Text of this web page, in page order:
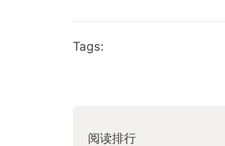
Tags:
阅读排行